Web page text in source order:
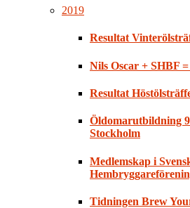
2019
Resultat
Nils Oscar + SHBF
Resultat
Öldomarutbildning
Stockholm
Medlemskap i
Tidningen Brew